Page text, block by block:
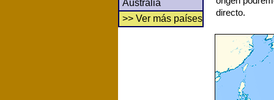
Australia
>> Ver más países
directo.